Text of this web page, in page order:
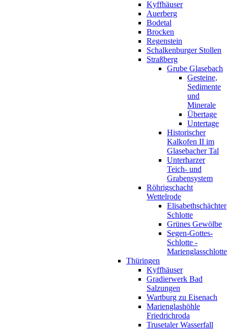
Kyffhäuser
Auerberg
Bodetal
Brocken
Regenstein
Schalkenburger Stollen
Straßberg
Grube Glasebach
Gesteine,
Sedimente
und
Minerale
Übertage
Untertage
Historischer
Kalkofen II im
Glasebacher Tal
Unterharzer
Teich- und
Grabensystem
Röhrigschacht
Wettelrode
Elisabethschächter
Schlotte
Grünes Gewölbe
Segen-Gottes-
Schlotte -
Marienglasschlotte
Thüringen
Kyffhäuser
Gradierwerk Bad
Salzungen
Wartburg zu Eisenach
Marienglashöhle
Friedrichroda
Trusetaler Wasserfall